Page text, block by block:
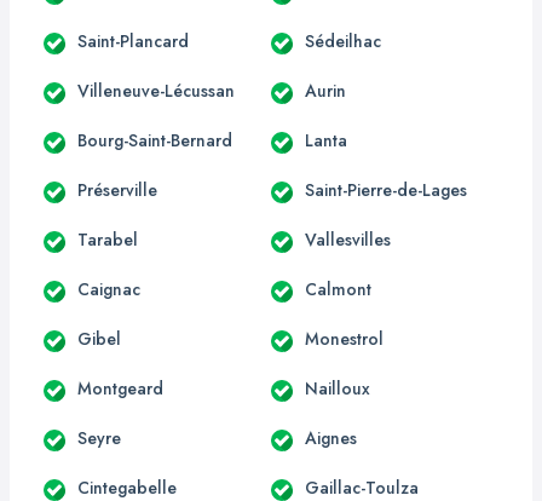
Saint-Plancard Sédeilhac
Villeneuve-Lécussan Aurin
Bourg-Saint-Bernard Lanta
Préserville Saint-Pierre-de-Lages
Tarabel Vallesvilles
Caignac Calmont
Gibel Monestrol
Montgeard Nailloux
Seyre Aignes
Cintegabelle Gaillac-Toulza